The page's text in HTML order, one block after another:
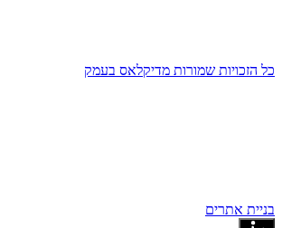
כל הזכויות שמורות מדיקלאס בעמק
בניית אתרים